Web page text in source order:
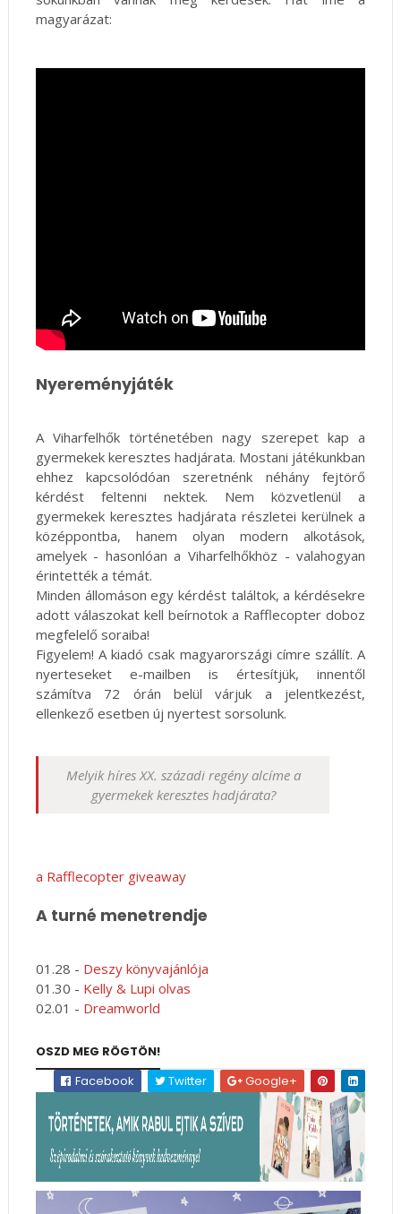
magyarázat:
Nyereményjáték
A Viharfelhők történetében nagy szerepet kap a
gyermekek keresztes hadjárata. Mostani játékunkban
ehhez kapcsolódóan szeretnénk néhány fejtörő
kérdést feltenni nektek. Nem közvetlenül a
gyermekek keresztes hadjárata részletei kerülnek a
középpontba, hanem olyan modern alkotások,
amelyek - hasonlóan a Viharfelhőkhöz - valahogyan
érintették a témát.
Minden állomáson egy kérdést találtok, a kérdésekre
adott válaszokat kell beírnotok a Rafflecopter doboz
megfelelő soraiba!
Figyelem! A kiadó csak magyarországi címre szállít. A
nyerteseket e-mailben is értesítjük, innentől
számítva 72 órán belül várjuk a jelentkezést,
ellenkező esetben új nyertest sorsolunk.
Melyik híres XX. századi regény alcíme a
gyermekek keresztes hadjárata?
a Rafflecopter giveaway
A turné menetrendje
01.28 - Deszy könyvajánlója
01.30 - Kelly & Lupi olvas
02.01 - Dreamworld
OSZD MEG RÖGTÖN!
Facebook
Twitter Google+